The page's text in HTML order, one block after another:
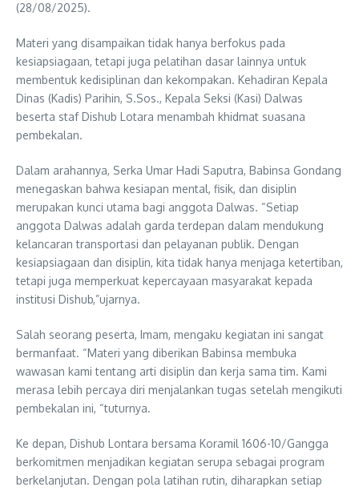
(28/08/2025).
Materi yang disampaikan tidak hanya berfokus pada
kesiapsiagaan, tetapi juga pelatihan dasar lainnya untuk
membentuk kedisiplinan dan kekompakan. Kehadiran Kepala
Dinas (Kadis) Parihin, S.Sos., Kepala Seksi (Kasi) Dalwas
beserta staf Dishub Lotara menambah khidmat suasana
pembekalan.
Dalam arahannya, Serka Umar Hadi Saputra, Babinsa Gondang
menegaskan bahwa kesiapan mental, fisik, dan disiplin
merupakan kunci utama bagi anggota Dalwas. “Setiap
anggota Dalwas adalah garda terdepan dalam mendukung
kelancaran transportasi dan pelayanan publik. Dengan
kesiapsiagaan dan disiplin, kita tidak hanya menjaga ketertiban,
tetapi juga memperkuat kepercayaan masyarakat kepada
institusi Dishub,”ujarnya.
Salah seorang peserta, Imam, mengaku kegiatan ini sangat
bermanfaat. “Materi yang diberikan Babinsa membuka
wawasan kami tentang arti disiplin dan kerja sama tim. Kami
merasa lebih percaya diri menjalankan tugas setelah mengikuti
pembekalan ini, “tuturnya.
Ke depan, Dishub Lontara bersama Koramil 1606-10/Gangga
berkomitmen menjadikan kegiatan serupa sebagai program
berkelanjutan. Dengan pola latihan rutin, diharapkan setiap